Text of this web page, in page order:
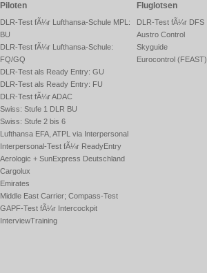
Piloten
DLR-Test fÃ¼r Lufthansa-Schule MPL:
BU
DLR-Test fÃ¼r Lufthansa-Schule:
FQ/GQ
DLR-Test als Ready Entry: GU
DLR-Test als Ready Entry: FU
DLR-Test fÃ¼r ADAC
Swiss: Stufe 1 DLR BU
Swiss: Stufe 2 bis 6
Lufthansa EFA, ATPL via Interpersonal
Interpersonal-Test fÃ¼r ReadyEntry
Aerologic + SunExpress Deutschland
Cargolux
Emirates
Middle East Carrier; Compass-Test
GAPF-Test fÃ¼r Intercockpit
InterviewTraining
Fluglotsen
DLR-Test fÃ¼r DFS
Austro Control
Skyguide
Eurocontrol (FEAST)